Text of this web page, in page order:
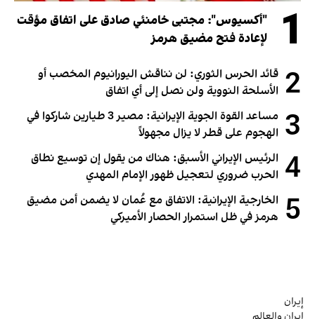
1
"أكسيوس": مجتبى خامنئي صادق على اتفاق مؤقت
لإعادة فتح مضيق هرمز
2 قائد الحرس الثوري: لن نناقش اليورانيوم المخصب أو
الأسلحة النووية ولن نصل إلى أي اتفاق
3
مساعد القوة الجوية الإيرانية: مصير 3 طيارين شاركوا في
الهجوم على قطر لا يزال مجهولاً
4 الرئيس الإيراني الأسبق: هناك من يقول إن توسيع نطاق
الحرب ضروري لتعجيل ظهور الإمام المهدي
5 الخارجية الإيرانية: الاتفاق مع عُمان لا يضمن أمن مضيق
هرمز في ظل استمرار الحصار الأميركي
إيران